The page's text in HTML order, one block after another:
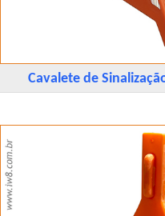
Cavalete de